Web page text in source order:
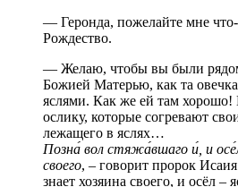
— Геронда, пожелайте мне
Рождество.
— Желаю, чтобы вы были
Божией Матерью, как та
яслями. Как же ей там
ослику, которые согревают
лежащего в яслях…
Позна́ вол стяжа́вшаго и́, и
своего, – говорит пророк
знает хозяина своего, и осёл –